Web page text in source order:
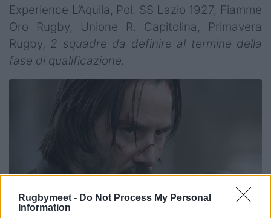
Rugbymeet - Do Not Process My Personal
Information
Experience L’Aquila, Pol. SS Lazio 1927, Fiamme
Oro Rugby, Unione R. Capitolina, Primavera
Rugby, 2 squadre da definire al termine della
fase di qualificazione.